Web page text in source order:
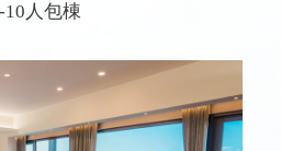
10人包棟